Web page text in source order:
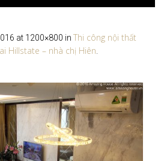
at 1200×800 in Thi công nội thất
Hillstate – nhà chị Hiên.